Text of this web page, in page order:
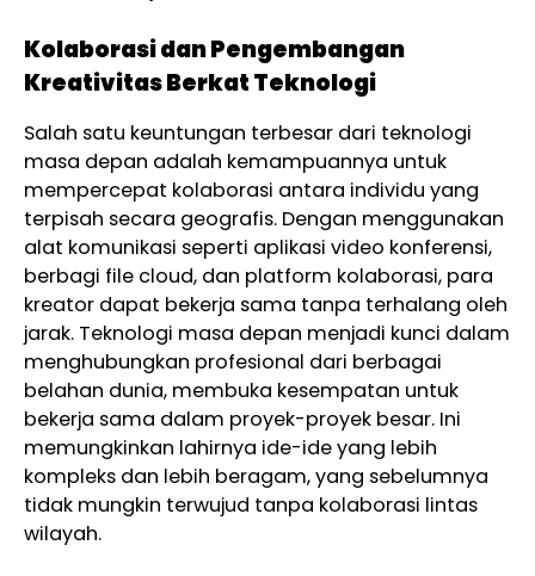
Kolaborasi dan Pengembangan
Kreativitas Berkat Teknologi
Salah satu keuntungan terbesar dari teknologi
masa depan adalah kemampuannya untuk
mempercepat kolaborasi antara individu yang
terpisah secara geografis. Dengan menggunakan
alat komunikasi seperti aplikasi video konferensi,
berbagi file cloud, dan platform kolaborasi, para
kreator dapat bekerja sama tanpa terhalang oleh
jarak. Teknologi masa depan menjadi kunci dalam
menghubungkan profesional dari berbagai
belahan dunia, membuka kesempatan untuk
bekerja sama dalam proyek-proyek besar. Ini
memungkinkan lahirnya ide-ide yang lebih
kompleks dan lebih beragam, yang sebelumnya
tidak mungkin terwujud tanpa kolaborasi lintas
wilayah.